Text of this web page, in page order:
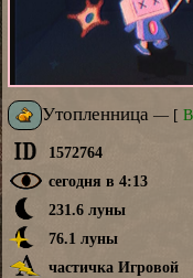
Утопленница — [
1572764
сегодня в 4:13
231.6 луны
76.1 луны
частичка Игровой